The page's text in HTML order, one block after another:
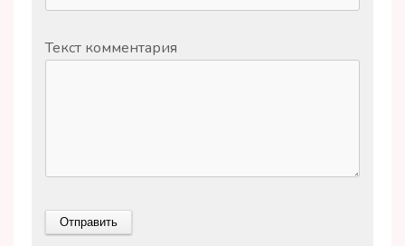
Текст комментария